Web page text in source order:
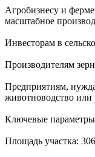
Агробизнесу и
масштабное
Инвесторам в
Производителям
Предприятиям,
животноводство или
Ключевые параметры
Площадь участка: